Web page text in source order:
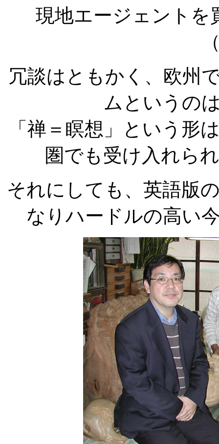
現地エージェントを
冗談はともかく、欧州
ムというの
「禅＝瞑想」という形
圏でも受け入れら
それにしても、英語版
なりハードルの高い